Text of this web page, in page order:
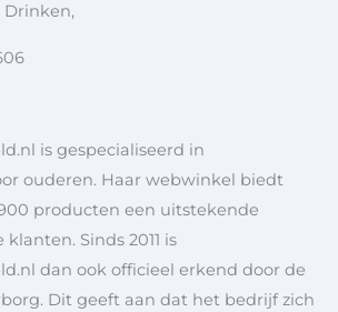
Drinken,
is gespecialiseerd in
ouderen. Haar webwinkel biedt
producten een uitstekende
Sinds 2011 is
dan ook officieel erkend door de
Dit geeft aan dat het bedrijf zich